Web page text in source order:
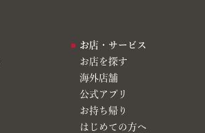
お店・サービス
お店を探す
海外店舗
公式アプリ
お持ち帰り
はじめての方へ